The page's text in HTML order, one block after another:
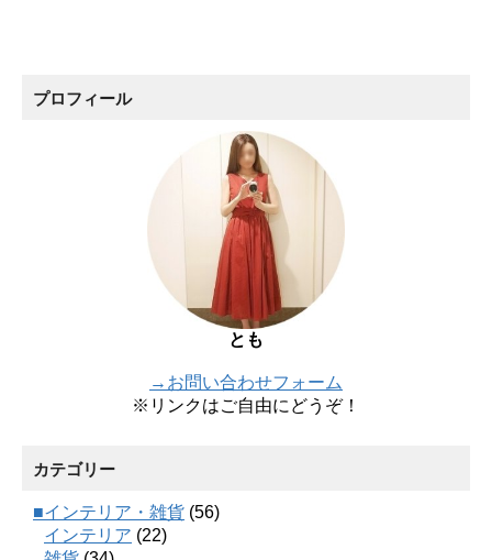
プロフィール
とも
→お問い合わせフォーム
※リンクはご自由にどうぞ！
カテゴリー
■インテリア・雑貨 (56)
インテリア (22)